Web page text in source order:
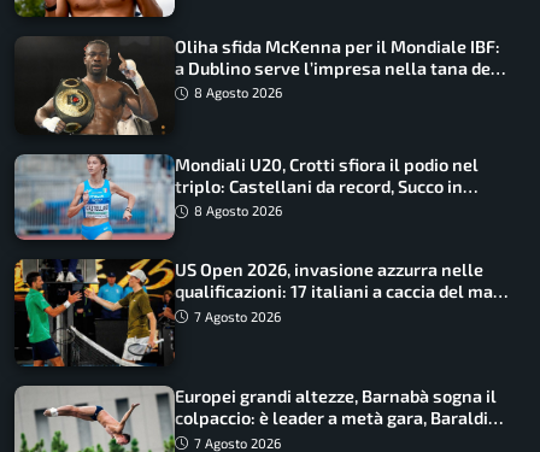
Oliha sfida McKenna per il Mondiale IBF:
a Dublino serve l’impresa nella tana del
lupo8 Agosto 2026
Mondiali U20, Crotti sfiora il podio nel
triplo: Castellani da record, Succo in
finale
8 Agosto 2026
US Open 2026, invasione azzurra nelle
qualificazioni: 17 italiani a caccia del main
draw7 Agosto 2026
Europei grandi altezze, Barnabà sogna il
colpaccio: è leader a metà gara, Baraldi
ancora in corsa
7 Agosto 2026